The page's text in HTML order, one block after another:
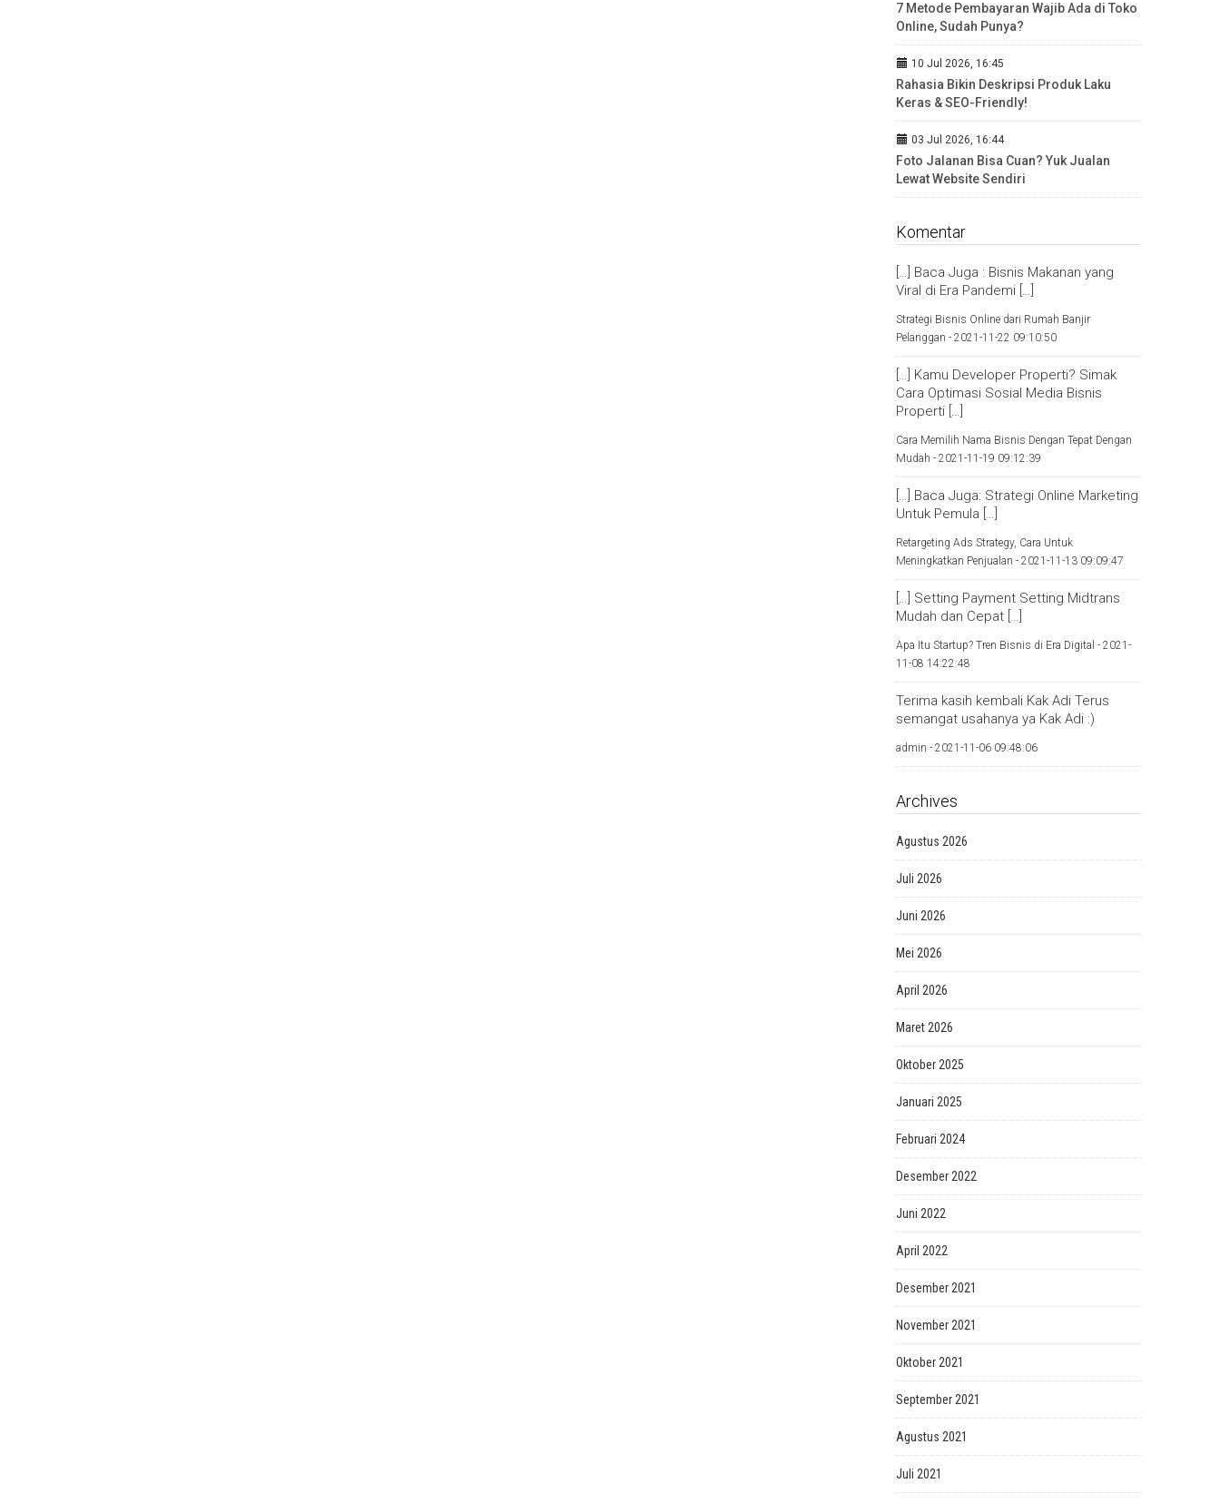
7 Metode Pembayaran Wajib Ada di Toko
Online, Sudah Punya?
10 Jul 2026, 16:45
Rahasia Bikin Deskripsi Produk Laku
Keras & SEO-Friendly!
03 Jul 2026, 16:44
Foto Jalanan Bisa Cuan? Yuk Jualan
Lewat Website Sendiri
Komentar
[…] Baca Juga : Bisnis Makanan yang
Viral di Era Pandemi […]
Strategi Bisnis Online dari Rumah Banjir
Pelanggan - 2021-11-22 09:10:50
[…] Kamu Developer Properti? Simak
Cara Optimasi Sosial Media Bisnis
Properti […]
Cara Memilih Nama Bisnis Dengan Tepat Dengan
Mudah - 2021-11-19 09:12:39
[…] Baca Juga: Strategi Online Marketing
Untuk Pemula […]
Retargeting Ads Strategy, Cara Untuk
Meningkatkan Penjualan - 2021-11-13 09:09:47
[…] Setting Payment Setting Midtrans
Mudah dan Cepat […]
Apa Itu Startup? Tren Bisnis di Era Digital - 2021-
11-08 14:22:48
Terima kasih kembali Kak Adi Terus
semangat usahanya ya Kak Adi :)
admin - 2021-11-06 09:48:06
Archives
Agustus 2026
Juli 2026
Juni 2026
Mei 2026
April 2026
Maret 2026
Oktober 2025
Januari 2025
Februari 2024
Desember 2022
Juni 2022
April 2022
Desember 2021
November 2021
Oktober 2021
September 2021
Agustus 2021
Juli 2021